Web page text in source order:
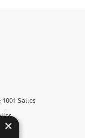
Salles
×